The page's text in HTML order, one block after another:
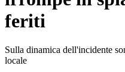
feriti
Sulla dinamica dell'incidente
locale